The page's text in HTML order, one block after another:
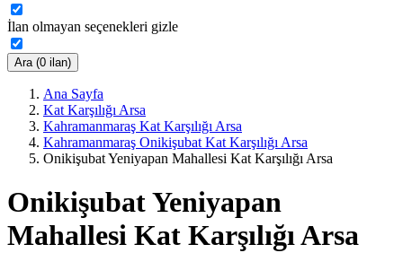
İlan olmayan seçenekleri gizle
Ara (0 ilan)
Ana Sayfa
Kat Karşılığı Arsa
Kahramanmaraş Kat Karşılığı Arsa
Kahramanmaraş Onikişubat Kat Karşılığı Arsa
Onikişubat Yeniyapan Mahallesi Kat Karşılığı Arsa
Onikişubat Yeniyapan
Mahallesi Kat Karşılığı Arsa